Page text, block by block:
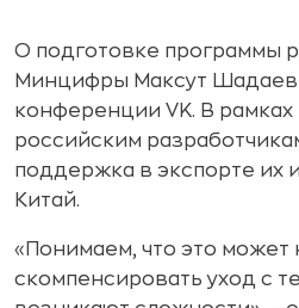
О подготовке программы
Минцифры Максут Шадаев
конференции VK. В
российским
поддержка в экспорте их
Китай.
«Понимаем, что это может
скомпенсировать уход с